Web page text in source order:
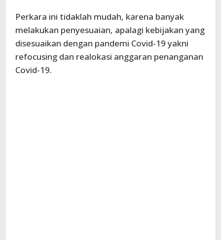
Perkara ini tidaklah mudah, karena banyak
melakukan penyesuaian, apalagi kebijakan yang
disesuaikan dengan pandemi Covid-19 yakni
refocusing dan realokasi anggaran penanganan
Covid-19.